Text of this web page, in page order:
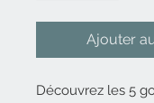
Ajouter
Découvrez les 5